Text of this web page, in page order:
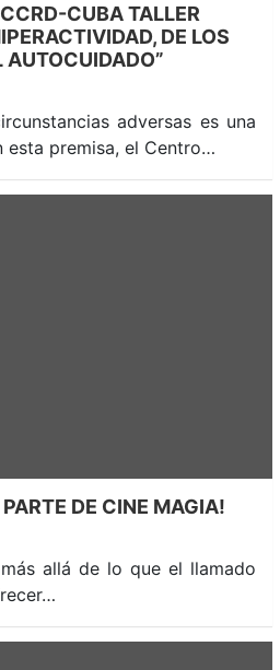
CUBA TALLER
DE LOS
AUTOCUIDADO”
adversas es una
esta premisa, el Centro…
DE CINE MAGIA!
allá de lo que el llamado